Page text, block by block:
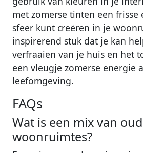
met zomerse tinten een frisse
sfeer kunt creëren in je
inspirerend stuk dat je kan
verfraaien van je huis en het
een vleugje zomerse energie
leefomgeving.
FAQs
Wat is een mix van
woonruimtes?